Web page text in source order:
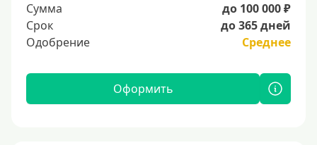
Сумма
до 100 000 ₽
Срок
до 365 дней
Одобрение
Среднее
Оформить